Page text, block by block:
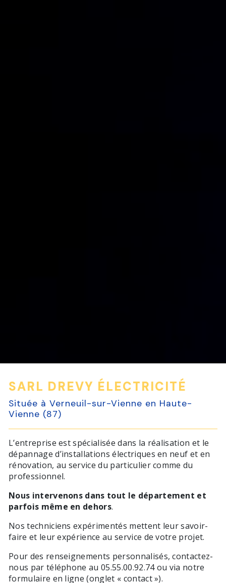
SARL DREVY ÉLECTRICITÉ
Située à Verneuil-sur-Vienne en Haute-
Vienne (87)
L’entreprise est spécialisée dans la réalisation et le
dépannage d’installations électriques en neuf et en
rénovation, au service du particulier comme du
professionnel.
Nous intervenons dans tout le département et
parfois même en dehors.
Nos techniciens expérimentés mettent leur savoir-
faire et leur expérience au service de votre projet.
Pour des renseignements personnalisés, contactez-
nous par téléphone au 05.55.00.92.74 ou via notre
formulaire en ligne (onglet « contact »).